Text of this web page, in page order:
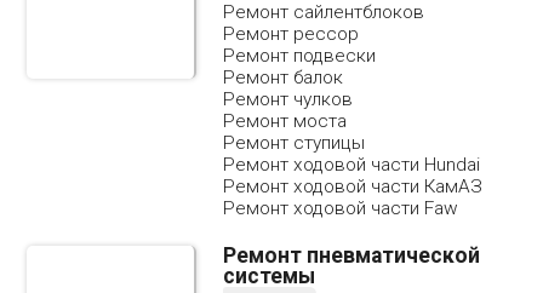
Ремонт сайлентблоков
Ремонт рессор
Ремонт подвески
Ремонт балок
Ремонт чулков
Ремонт моста
Ремонт ступицы
Ремонт ходовой части Hundai
Ремонт ходовой части КамАЗ
Ремонт ходовой части Faw
Ремонт пневматической
системы